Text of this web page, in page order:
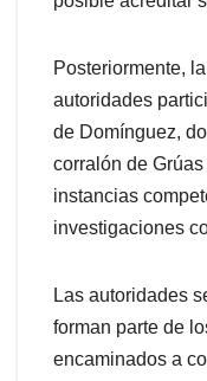
Posteriormente,
autoridades
de Domínguez,
corralón de
instancias
investigaciones
Las autoridades
forman parte de
encaminados a